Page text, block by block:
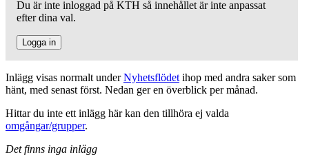
Du är inte inloggad på KTH så innehållet är inte anpassat
efter dina val.
Logga in
Inlägg visas normalt underNyhetsflödet ihop med andra saker som
hänt, med senast först. Nedan ger en överblick per månad.
Hittar du inte ett inlägg här kan den tillhöra ej valda
omgångar/grupper.
Det finns inga inlägg